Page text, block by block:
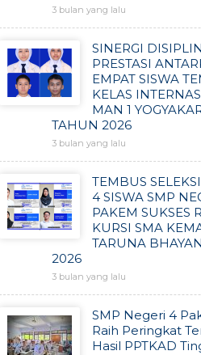
3 bulan yang lalu
SINERGI
PRESTASI
EMPAT SISWA
KELAS
MAN 1
TAHUN 2026
3 bulan yang lalu
TEMBUS
4 SISWA SMP
PAKEM SUKSES
KURSI SMA
TARUNA
2026
3 bulan yang lalu
SMP Negeri 4
Raih Peringkat
Hasil PPTKAD